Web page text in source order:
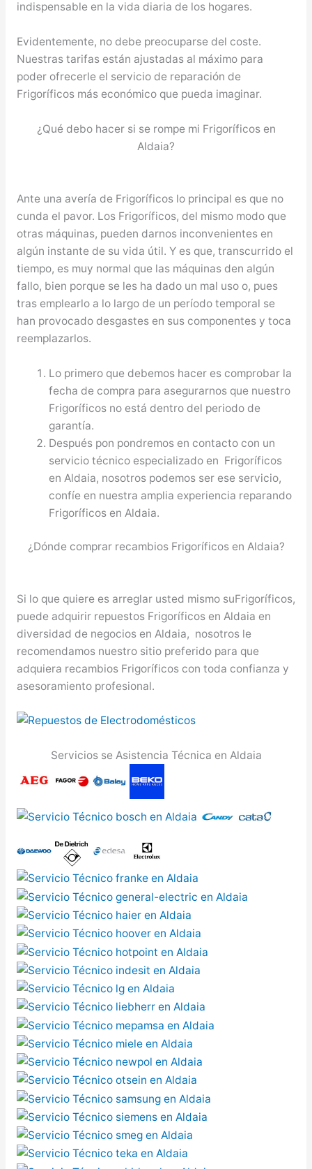
indispensable en la vida diaria de los hogares.
Evidentemente, no debe preocuparse del coste.
Nuestras tarifas están ajustadas al máximo para
poder ofrecerle el servicio de reparación de
Frigoríficos más económico que pueda imaginar.
¿Qué debo hacer si se rompe mi Frigoríficos en
Aldaia?
Ante una avería de Frigoríficos lo principal es que no
cunda el pavor. Los Frigoríficos, del mismo modo que
otras máquinas, pueden darnos inconvenientes en
algún instante de su vida útil. Y es que, transcurrido el
tiempo, es muy normal que las máquinas den algún
fallo, bien porque se les ha dado un mal uso o, pues
tras emplearlo a lo largo de un período temporal se
han provocado desgastes en sus componentes y toca
reemplazarlos.
Lo primero que debemos hacer es comprobar la
fecha de compra para asegurarnos que nuestro
Frigoríficos no está dentro del periodo de
garantía.
Después pon pondremos en contacto con un
servicio técnico especializado en Frigoríficos
en Aldaia, nosotros podemos ser ese servicio,
confíe en nuestra amplia experiencia reparando
Frigoríficos en Aldaia.
¿Dónde comprar recambios Frigoríficos en Aldaia?
Si lo que quiere es arreglar usted mismo suFrigoríficos,
puede adquirir repuestos Frigoríficos en Aldaia en
diversidad de negocios en Aldaia, nosotros le
recomendamos nuestro sitio preferido para que
adquiera recambios Frigoríficos con toda confianza y
asesoramiento profesional.
Servicios se Asistencia Técnica en Aldaia